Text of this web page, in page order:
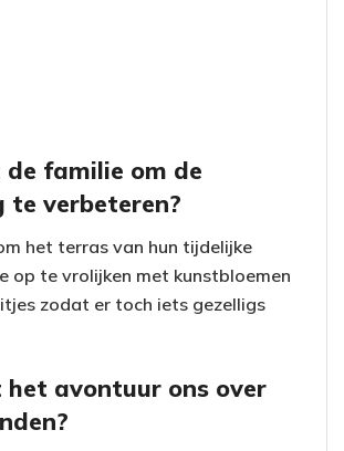
familie om de
te verbeteren?
het terras van hun tijdelijke
op te vrolijken met kunstbloemen
zodat er toch iets gezelligs
avontuur ons over